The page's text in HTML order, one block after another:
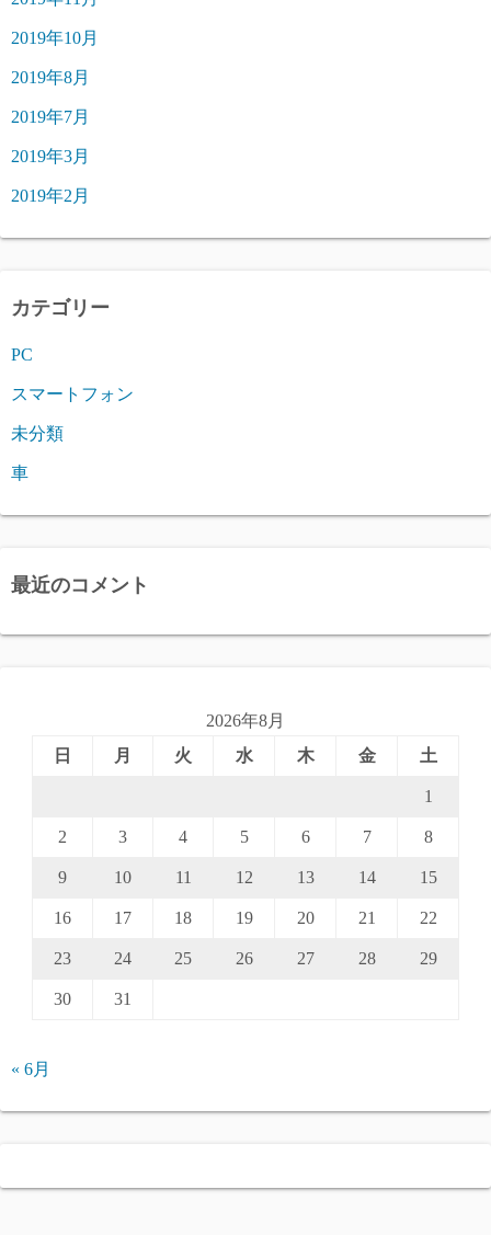
2019年10月
2019年8月
2019年7月
2019年3月
2019年2月
カテゴリー
PC
スマートフォン
未分類
車
最近のコメント
2026年8月
日
月 火 水 木 金 土
1
2 3 4 5 6 7 8
9 10 11 12 13 14 15
16 17 18 19 20 21 22
23 24 25 26 27 28 29
30 31
« 6月